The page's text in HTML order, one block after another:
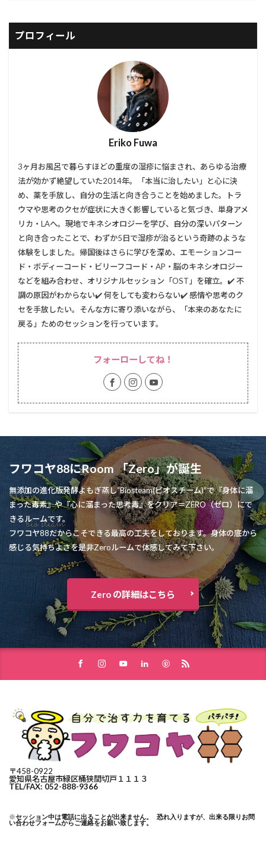
プロフィール
Eriko Fuwa
3ヶ月お風呂で暮らすほどの重度の湿疹に悩まされ、あらゆる治療
法が効かず絶望していた2014年。「本当に治したい」と心に決
め、薬を手放し、自分の生活と向き合うことを始めました。トラ
ウマや思考のクセが症状に大きく影響していると気づき、単身アメ
リカ・LAへ。現地でキネシオロジーを学び、自分の深いパターン
と向き合ったことで、わずか5日で湿疹が治るという奇跡のような
体験をしました。帰国後はさらに学びを深め、エモーションコー
ド・ボディーコード・ビリーフコード・AP・脳のキネシオロジー
などを組み合わせ、オリジナルセッション「OST」を確立。✔️ 不
調の原因がわからない✔️ 何をしても変わらない✔️ 感情や思考のク
セを手放したい。そんな方に寄り添いながら、「本来のあなたに
戻る」ためのセッションを行っています。
フォーローしてね！
フワコヤ88にRoom 「Zero」が誕生
無添加の進化版発酵よもぎ蒸し”Biosteam(ビオスチーム)”で『身体に溜
まった毒素』や『心に溜まった思考毒』をクリア＝ZERO（ゼロ）にで
きるルームです。
フワコヤ88だからこそできる最高の工夫をしております。身体の底から
感じる気持ちよさを是非Zeroルームで体感してみて下さい。
Zero の詳細はこちら
〒458-0922
愛知県名古屋市緑区桶狭間切戸１１１３
TEL/FAX: 052-888-9366
※セッション中は電話に出ることが出来ません。 恐れ入りますが、出来る限りお問
い合わせフォームからご連絡をお願い致します。